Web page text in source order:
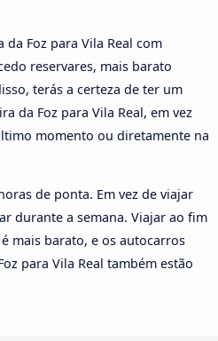
da Foz para Vila Real com
reservares, mais barato
terás a certeza de ter um
da Foz para Vila Real, em vez
momento ou diretamente na
de ponta. Em vez de viajar
durante a semana. Viajar ao fim
mais barato, e os autocarros
para Vila Real também estão